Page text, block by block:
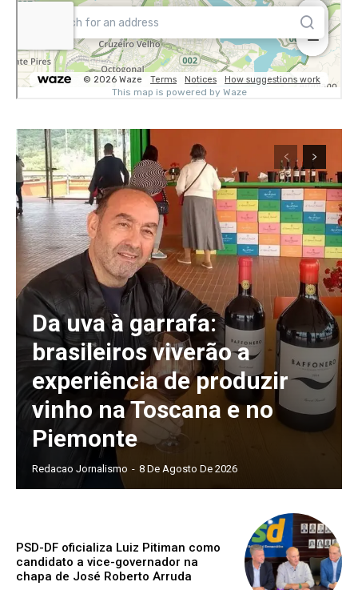
Da uva à garrafa:
brasileiros viverão a
experiência de produzir
vinho na Toscana e no
Piemonte
Redacao Jornalismo - 8 De Agosto De 2026
PSD-DF oficializa Luiz Pitiman como
candidato a vice-governador na
chapa de José Roberto Arruda